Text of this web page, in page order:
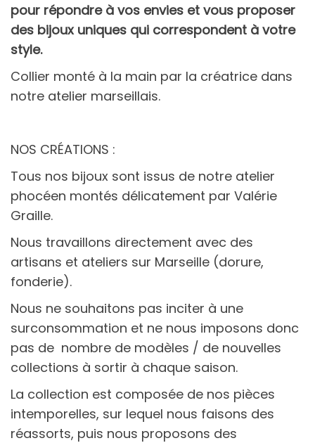
pour répondre à vos envies et vous proposer
des bijoux uniques qui correspondent à votre
style.
Collier monté à la main par la créatrice dans
notre atelier marseillais.
NOS CRÉATIONS :
Tous nos bijoux sont issus de notre atelier
phocéen montés délicatement par Valérie
Graille.
Nous travaillons directement avec des
artisans et ateliers sur Marseille (dorure,
fonderie).
Nous ne souhaitons pas inciter à une
surconsommation et ne nous imposons donc
pas de nombre de modèles / de nouvelles
collections à sortir à chaque saison.
La collection est composée de nos pièces
intemporelles, sur lequel nous faisons des
réassorts, puis nous proposons des